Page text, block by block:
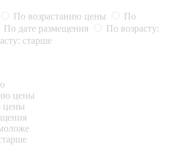
По возрастанию цены
По
По дате размещения
По возрасту:
старше
цены
цены